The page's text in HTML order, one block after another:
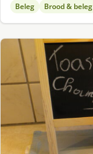
Beleg Brood & beleg